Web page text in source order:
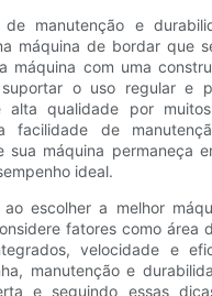
de manutenção e
máquina de bordar que
máquina com uma
o uso regular e
alta qualidade por
facilidade de
sua máquina permaneça
ideal.
ao escolher a melhor
fatores como área
velocidade e
manutenção e
e seguindo essas